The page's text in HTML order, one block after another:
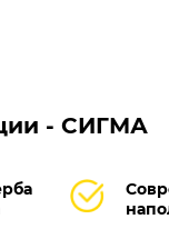
- СИГМА